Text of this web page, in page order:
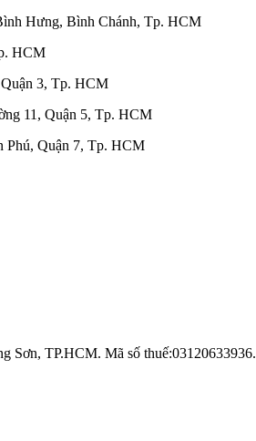
Hưng, Bình Chánh, Tp. HCM
HCM
Quận 3, Tp. HCM
11, Quận 5, Tp. HCM
Phú, Quận 7, Tp. HCM
Sơn, TP.HCM. Mã số thuế:03120633936.